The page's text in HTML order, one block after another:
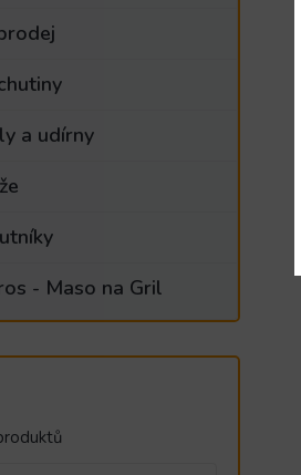
a udírny
- Maso na Gril